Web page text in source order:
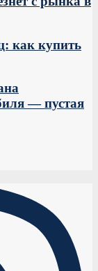
как купить
— пустая